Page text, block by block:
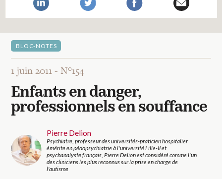
Colloque
Mon panier
Mon compte
BLOC-NOTES
1 juin 2011 -N°154
Enfants en danger,
professionnels en souffance
Pierre Delion
Psychiatre, professeur des universités-praticien hospitalier
émérite en pédopsychiatrie à l'université Lille-II et
psychanalyste français, Pierre Delion est considéré comme l'un
des cliniciens les plus reconnus sur la prise en charge de
l'autisme